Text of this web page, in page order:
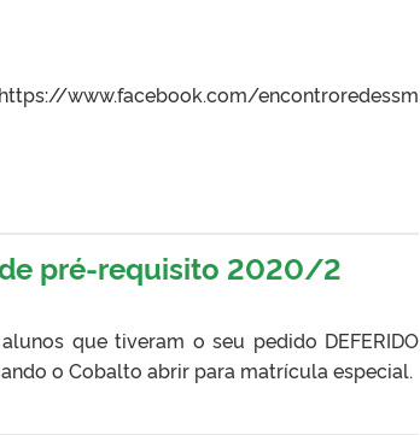
www.facebook.com/encontroredessm
pré-requisito 2020/2
que tiveram o seu pedido DEFERIDO
o Cobalto abrir para matrícula especial.